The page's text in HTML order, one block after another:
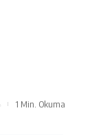
1 Min. Okuma